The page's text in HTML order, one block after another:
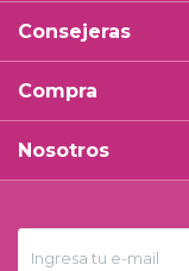
Consejeras
Compra
Nosotros